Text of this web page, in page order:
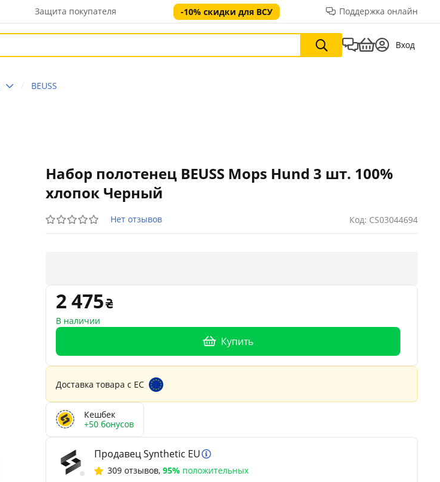
Защита покупателя -10% скидки для ВСУ Поддержка онлайн
Вход
BEUSS
Набор полотенец BEUSS Mops Hund 3 шт. 100%
хлопок Черный
Нет отзывов Код: CS03044694
2 475
В наличии
Купить
Доставка товара с ЕС
Кешбек
+50 бонусов
Продавец Synthetic EU
309 отзывов, 95% положительных